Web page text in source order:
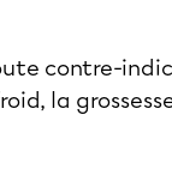
contre-
la